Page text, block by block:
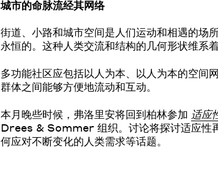
城市的命脉流经其网络
街道、小路和城市空间是人们运动和相遇的场
永恒的。这种人类交流和结构的几何形状维系
多功能社区应包括以人为本、以人为本的空间
群体之间能够方便地流动和互动。
本月晚些时候，弗洛里安将回到柏林参加 适应
Drees & Sommer 组织。讨论将探讨适应性
何应对不断变化的人类需求等话题。